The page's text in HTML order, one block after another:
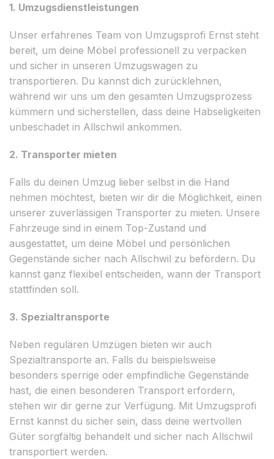
1. Umzugsdienstleistungen
Unser erfahrenes Team von Umzugsprofi Ernst steht
bereit, um deine Möbel professionell zu verpacken
und sicher in unseren Umzugswagen zu
transportieren. Du kannst dich zurücklehnen,
während wir uns um den gesamten Umzugsprozess
kümmern und sicherstellen, dass deine Habseligkeiten
unbeschadet in Allschwil ankommen.
2. Transporter mieten
Falls du deinen Umzug lieber selbst in die Hand
nehmen möchtest, bieten wir dir die Möglichkeit, einen
unserer zuverlässigen Transporter zu mieten. Unsere
Fahrzeuge sind in einem Top-Zustand und
ausgestattet, um deine Möbel und persönlichen
Gegenstände sicher nach Allschwil zu befördern. Du
kannst ganz flexibel entscheiden, wann der Transport
stattfinden soll.
3. Spezialtransporte
Neben regulären Umzügen bieten wir auch
Spezialtransporte an. Falls du beispielsweise
besonders sperrige oder empfindliche Gegenstände
hast, die einen besonderen Transport erfordern,
stehen wir dir gerne zur Verfügung. Mit Umzugsprofi
Ernst kannst du sicher sein, dass deine wertvollen
Güter sorgfältig behandelt und sicher nach Allschwil
transportiert werden.